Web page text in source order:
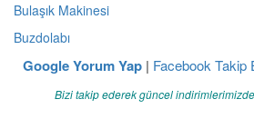
Bulaşık Makinesi
Buzdolabı
Google Yorum Yap| Facebook Takip
Bizi takip ederek güncel